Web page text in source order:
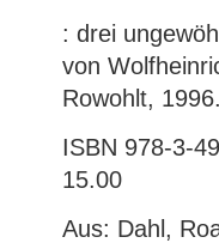
: drei
von
Rowohlt,
ISBN 978-3-
15.00
Aus: Dahl,